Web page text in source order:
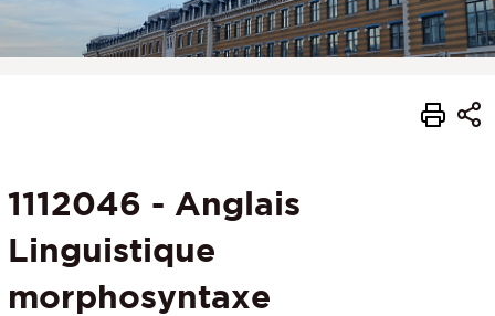
1112046 - Anglais
Linguistique
morphosyntaxe